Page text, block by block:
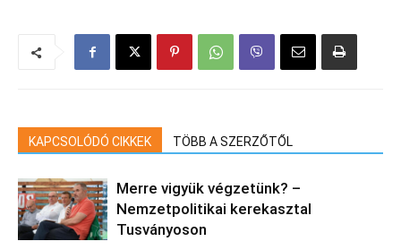
KAPCSOLÓDÓ CIKKEK TÖBB A SZERZŐTŐL
Merre vigyük végzetünk? –
Nemzetpolitikai kerekasztal
Tusványoson